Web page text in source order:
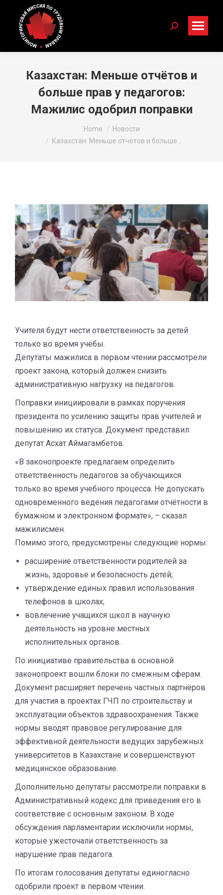
Search:
Казахстан: Меньше отчётов и
больше прав у педагогов:
Мажилис одобрил поправки
Home
Новости
Казахстан: Меньше отчётов и больше…
Учителя будут нести ответственность за детей
только во время учёбы.
Депутаты мажилиса в первом чтении рассмотрели
проект закона, который должен снизить
административную нагрузку на педагогов.
Поправки инициировали в рамках поручения
президента по усилению защиты прав учителей и
повышению их статуса. Документ представил
депутат Асхат Аймагамбетов.
«В законопроекте предлагаем определить
ответственность педагогов за обучающихся
только во время учебного процесса. Не допускать
одновременного ведения педагогами отчётности в
бумажном и электронном формате», – сказал
мажилисмен.
Помимо этого, предусмотрены следующие нормы:
расширение ответственности родителей за
жизнь, здоровье и безопасность детей;
утверждение единых правил использования
телефонов в школах;
вовлечение учащихся школ в научную
деятельность на уровне местных
исполнительных органов.
По инициативе правительства в основной
законопроект вошли блоки по смежным сферам.
Документ расширяет перечень частных партнёров
для участия в проектах ГЧП по строительству и
эксплуатации объектов здравоохранения. Также
нормы вводят правовое регулирование для
эффективной деятельности ведущих зарубежных
университетов в Казахстане и совершенствуют
медицинское образование.
Дополнительно депутаты рассмотрели поправки в
Административный кодекс для приведения его в
соответствие с основным законом. В ходе
обсуждения парламентарии исключили нормы,
которые ужесточали ответственность за
нарушение прав педагога.
По итогам голосования депутаты единогласно
одобрили проект в первом чтении.